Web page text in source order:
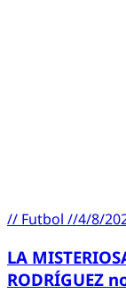
// Futbol //4/8/
LA
RODRÍGUEZ